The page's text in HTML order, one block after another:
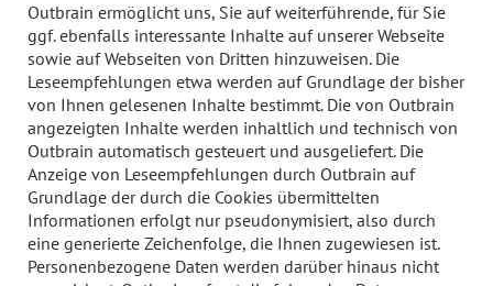
Outbrain ermöglicht uns, Sie auf weiterführende, für Sie
ggf. ebenfalls interessante Inhalte auf unserer Webseite
sowie auf Webseiten von Dritten hinzuweisen. Die
Leseempfehlungen etwa werden auf Grundlage der bisher
von Ihnen gelesenen Inhalte bestimmt. Die von Outbrain
angezeigten Inhalte werden inhaltlich und technisch von
Outbrain automatisch gesteuert und ausgeliefert. Die
Anzeige von Leseempfehlungen durch Outbrain auf
Grundlage der durch die Cookies übermittelten
Informationen erfolgt nur pseudonymisiert, also durch
eine generierte Zeichenfolge, die Ihnen zugewiesen ist.
Personenbezogene Daten werden darüber hinaus nicht